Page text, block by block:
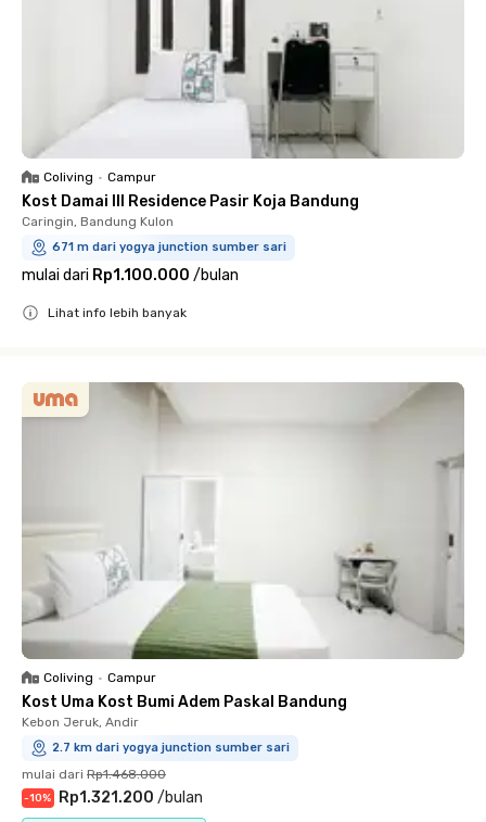
Coliving • Campur
Kost Damai III Residence Pasir Koja Bandung
Caringin, Bandung Kulon
671 m dari yogya junction sumber sari
mulai dari Rp1.100.000 /bulan
Lihat info lebih banyak
Coliving • Campur
Kost Uma Kost Bumi Adem Paskal Bandung
Kebon Jeruk, Andir
2.7 km dari yogya junction sumber sari
mulai dari Rp1.468.000
-10% Rp1.321.200 /bulan